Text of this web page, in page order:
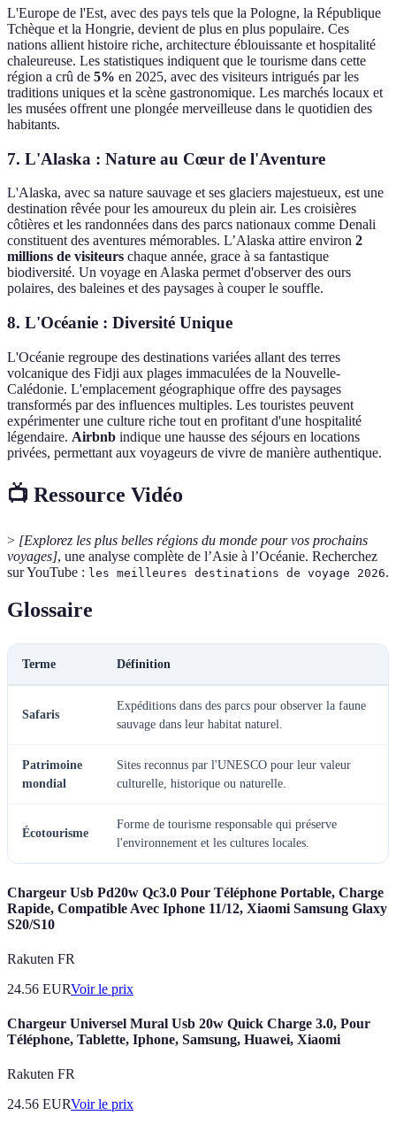
L'Europe de l'Est, avec des pays tels que la Pologne, la République
Tchèque et la Hongrie, devient de plus en plus populaire. Ces
nations allient histoire riche, architecture éblouissante et hospitalité
chaleureuse. Les statistiques indiquent que le tourisme dans cette
région a crû de 5% en 2025, avec des visiteurs intrigués par les
traditions uniques et la scène gastronomique. Les marchés locaux et
les musées offrent une plongée merveilleuse dans le quotidien des
habitants.
7. L'Alaska : Nature au Cœur de l'Aventure
L'Alaska, avec sa nature sauvage et ses glaciers majestueux, est une
destination rêvée pour les amoureux du plein air. Les croisières
côtières et les randonnées dans des parcs nationaux comme Denali
constituent des aventures mémorables. L’Alaska attire environ 2
millions de visiteurs chaque année, grace à sa fantastique
biodiversité. Un voyage en Alaska permet d'observer des ours
polaires, des baleines et des paysages à couper le souffle.
8. L'Océanie : Diversité Unique
L'Océanie regroupe des destinations variées allant des terres
volcanique des Fidji aux plages immaculées de la Nouvelle-
Calédonie. L'emplacement géographique offre des paysages
transformés par des influences multiples. Les touristes peuvent
expérimenter une culture riche tout en profitant d'une hospitalité
légendaire. Airbnb indique une hausse des séjours en locations
privées, permettant aux voyageurs de vivre de manière authentique.
📺 Ressource Vidéo
> [Explorez les plus belles régions du monde pour vos prochains
voyages], une analyse complète de l’Asie à l’Océanie. Recherchez
sur YouTube : les meilleures destinations de voyage 2026.
Glossaire
Terme Définition
Safaris
Expéditions dans des parcs pour observer la faune
sauvage dans leur habitat naturel.
Patrimoine
mondial
Sites reconnus par l'UNESCO pour leur valeur
culturelle, historique ou naturelle.
Écotourisme
Forme de tourisme responsable qui préserve
l'environnement et les cultures locales.
Chargeur Usb Pd20w Qc3.0 Pour Téléphone Portable, Charge
Rapide, Compatible Avec Iphone 11/12, Xiaomi Samsung Glaxy
S20/S10
Rakuten FR
24.56 EURVoir le prix
Chargeur Universel Mural Usb 20w Quick Charge 3.0, Pour
Téléphone, Tablette, Iphone, Samsung, Huawei, Xiaomi
Rakuten FR
24.56 EURVoir le prix